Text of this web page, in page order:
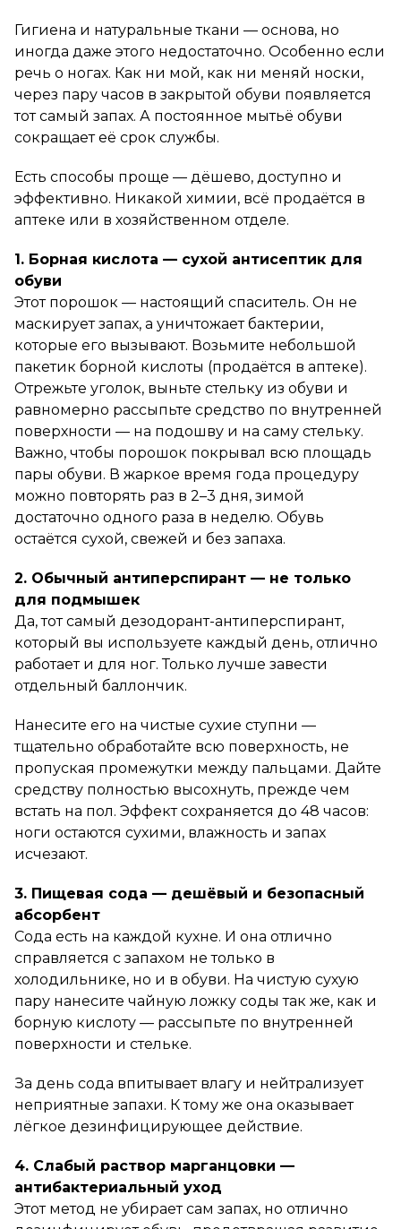
Гигиена и натуральные ткани — основа, но
иногда даже этого недостаточно. Особенно если
речь о ногах. Как ни мой, как ни меняй носки,
через пару часов в закрытой обуви появляется
тот самый запах. А постоянное мытьё обуви
сокращает её срок службы.
Есть способы проще — дёшево, доступно и
эффективно. Никакой химии, всё продаётся в
аптеке или в хозяйственном отделе.
1. Борная кислота — сухой антисептик для
обуви
Этот порошок — настоящий спаситель. Он не
маскирует запах, а уничтожает бактерии,
которые его вызывают. Возьмите небольшой
пакетик борной кислоты (продаётся в аптеке).
Отрежьте уголок, выньте стельку из обуви и
равномерно рассыпьте средство по внутренней
поверхности — на подошву и на саму стельку.
Важно, чтобы порошок покрывал всю площадь
пары обуви. В жаркое время года процедуру
можно повторять раз в 2–3 дня, зимой
достаточно одного раза в неделю. Обувь
остаётся сухой, свежей и без запаха.
2. Обычный антиперспирант — не только
для подмышек
Да, тот самый дезодорант-антиперспирант,
который вы используете каждый день, отлично
работает и для ног. Только лучше завести
отдельный баллончик.
Нанесите его на чистые сухие ступни —
тщательно обработайте всю поверхность, не
пропуская промежутки между пальцами. Дайте
средству полностью высохнуть, прежде чем
встать на пол. Эффект сохраняется до 48 часов:
ноги остаются сухими, влажность и запах
исчезают.
3. Пищевая сода — дешёвый и безопасный
абсорбент
Сода есть на каждой кухне. И она отлично
справляется с запахом не только в
холодильнике, но и в обуви. На чистую сухую
пару нанесите чайную ложку соды так же, как и
борную кислоту — рассыпьте по внутренней
поверхности и стельке.
За день сода впитывает влагу и нейтрализует
неприятные запахи. К тому же она оказывает
лёгкое дезинфицирующее действие.
4. Слабый раствор марганцовки —
антибактериальный уход
Этот метод не убирает сам запах, но отлично